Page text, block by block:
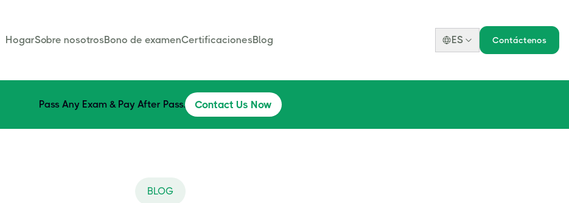
HogarSobre nosotrosBono de examenCertificacionesBlog ES Contáctenos
Pass Any Exam & Pay After Pass. Contact Us Now
BLOG